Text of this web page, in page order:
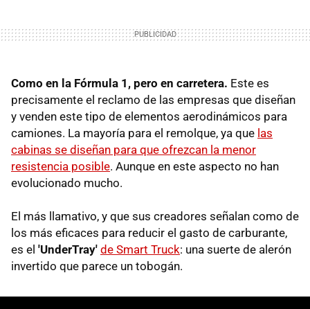
Como en la Fórmula 1, pero en carretera. Este es
precisamente el reclamo de las empresas que diseñan
y venden este tipo de elementos aerodinámicos para
camiones. La mayoría para el remolque, ya que las
cabinas se diseñan para que ofrezcan la menor
resistencia posible. Aunque en este aspecto no han
evolucionado mucho.
El más llamativo, y que sus creadores señalan como de
los más eficaces para reducir el gasto de carburante,
es el 'UnderTray' de Smart Truck: una suerte de alerón
invertido que parece un tobogán.